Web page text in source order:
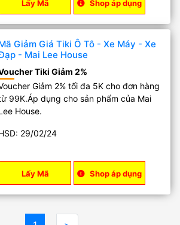
Lấy Mã Shop áp dụng
Giảm Giá Tiki Ô Tô - Xe Máy - Xe
- Mai Lee House
Tiki Giảm 2%
Giảm 2% tối đa 5K cho đơn hàng
99K.Áp dụng cho sản phẩm của Mai
House.
29/02/24
Lấy Mã Shop áp dụng